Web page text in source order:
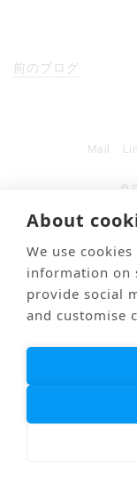
前のブログ
©
Mail
About
We use
information on
provide social
and customise